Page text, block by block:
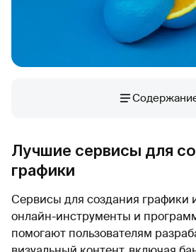
Лучшие сервисы для
графики
Сервисы для создания графики
онлайн-инструменты и
помогают пользователям